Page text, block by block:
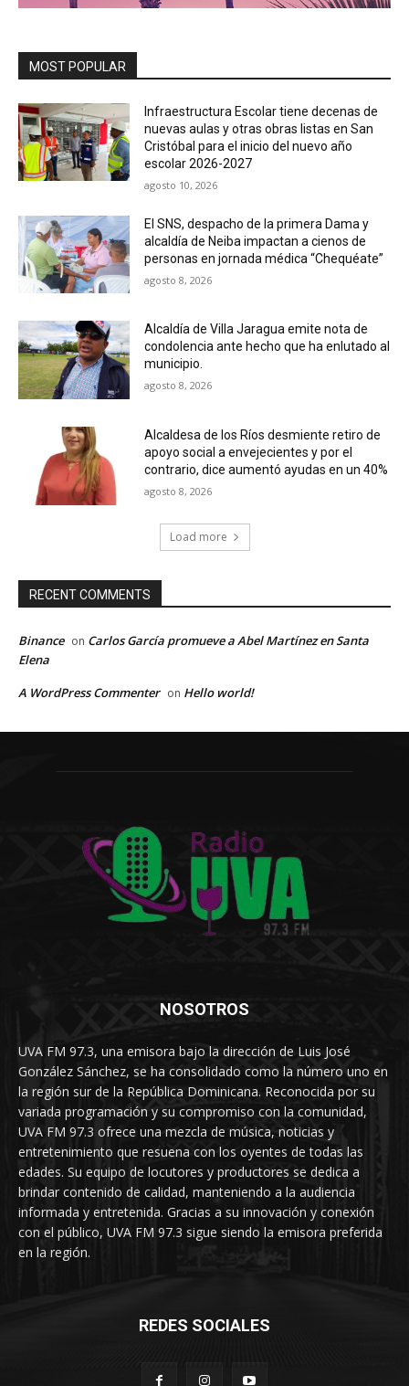
MOST POPULAR
Infraestructura Escolar tiene decenas de
nuevas aulas y otras obras listas en San
Cristóbal para el inicio del nuevo año
escolar 2026-2027
agosto 10, 2026
El SNS, despacho de la primera Dama y
alcaldía de Neiba impactan a cienos de
personas en jornada médica “Chequéate”
agosto 8, 2026
Alcaldía de Villa Jaragua emite nota de
condolencia ante hecho que ha enlutado al
municipio.
agosto 8, 2026
Alcaldesa de los Ríos desmiente retiro de
apoyo social a envejecientes y por el
contrario, dice aumentó ayudas en un 40%
agosto 8, 2026
Load more
RECENT COMMENTS
Binance on Carlos García promueve a Abel Martínez en Santa
Elena
A WordPress Commenter on Hello world!
NOSOTROS
UVA FM 97.3, una emisora bajo la dirección de Luis José
González Sánchez, se ha consolidado como la número uno en
la región sur de la República Dominicana. Reconocida por su
variada programación y su compromiso con la comunidad,
UVA FM 97.3 ofrece una mezcla de música, noticias y
entretenimiento que resuena con los oyentes de todas las
edades. Su equipo de locutores y productores se dedica a
brindar contenido de calidad, manteniendo a la audiencia
informada y entretenida. Gracias a su innovación y conexión
con el público, UVA FM 97.3 sigue siendo la emisora preferida
en la región.
REDES SOCIALES